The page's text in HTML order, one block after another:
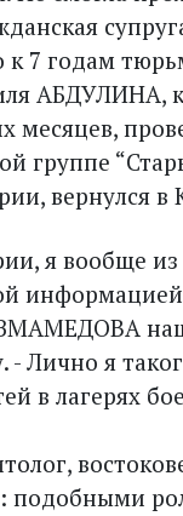
к 7 годам
АБДУЛИНА,
месяцев,
группе
вернулся в
я вообще
- Лично я
в лагерях
подобными